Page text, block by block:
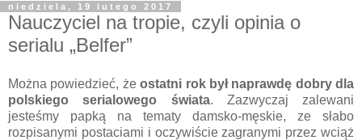
niedziela, 19 lutego 2017
Nauczyciel na tropie, czyli opinia o
serialu „Belfer”
Można powiedzieć, żeostatni rok był naprawdę dobry dla
polskiego serialowego świata. Zazwyczaj zalewani
jesteśmy papką na tematy damsko-męskie, ze słabo
rozpisanymi postaciami i oczywiście zagranymi przez wciąż